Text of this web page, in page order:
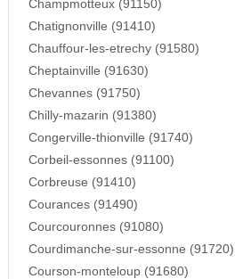
Champmotteux (91150)
Chatignonville (91410)
Chauffour-les-etrechy (91580)
Cheptainville (91630)
Chevannes (91750)
Chilly-mazarin (91380)
Congerville-thionville (91740)
Corbeil-essonnes (91100)
Corbreuse (91410)
Courances (91490)
Courcouronnes (91080)
Courdimanche-sur-essonne (91720)
Courson-monteloup (91680)